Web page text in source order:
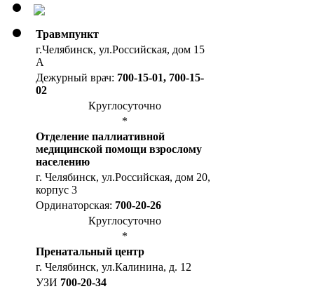
Травмпункт
г.Челябинск, ул.Российская, дом 15
А
Дежурный врач: 700-15-01, 700-15-
02
Круглосуточно
*
Отделение паллиативной
медицинской помощи взрослому
населению
г. Челябинск, ул.Российская, дом 20,
корпус 3
Ординаторская: 700-20-26
Круглосуточно
*
Пренатальный центр
г. Челябинск, ул.Калинина, д. 12
УЗИ 700-20-34